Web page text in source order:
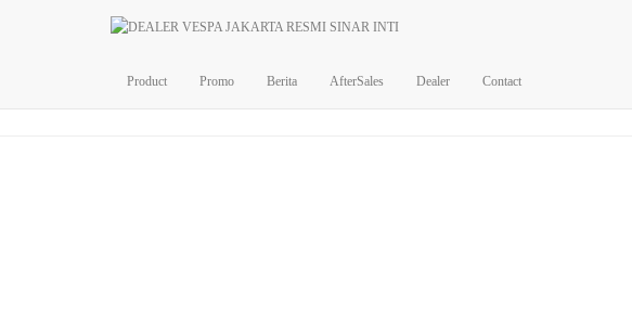
Product Promo Berita AfterSales Dealer Contact